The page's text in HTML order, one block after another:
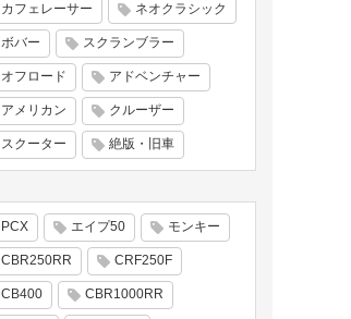
カフェレーサー ネオクラシック
ボバー スクランブラー
オフロード アドベンチャー
アメリカン クルーザー
スクーター 絶版・旧車
PCX エイプ50 モンキー
CBR250RR CRF250F
CB400 CBR1000RR